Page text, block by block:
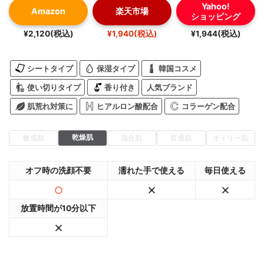
Amazon
¥2,120(税込)
楽天市場
¥1,940(税込)
Yahoo!
ショッピング
¥1,944(税込)
シートタイプ 保湿タイプ 韓国コスメ
使い切りタイプ 香り付き 人気ブランド
肌荒れ対策に ヒアルロン酸配合 コラーゲン配合
敏感肌 乾燥肌 混合肌 普通肌 オイリー肌
オフ時の洗顔不要 濡れた手で使える 毎日使える
放置時間が10分以下